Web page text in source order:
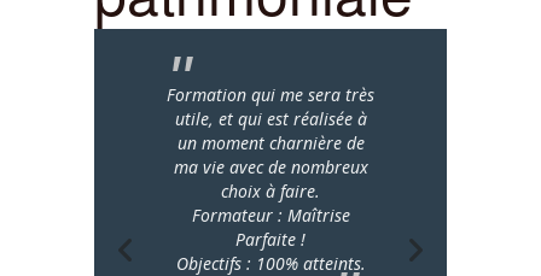
Formation qui me sera très
utile, et qui est réalisée à
un moment charnière de
ma vie avec de nombreux
choix à faire.
Formateur : Maîtrise
Parfaite !
Objectifs : 100% atteints.